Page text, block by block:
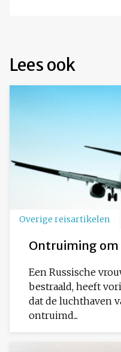
Lees ook
Overige reisartikelen
Ontruiming
Een Russische
bestraald, heeft
dat de luchthaven
ontruimd...